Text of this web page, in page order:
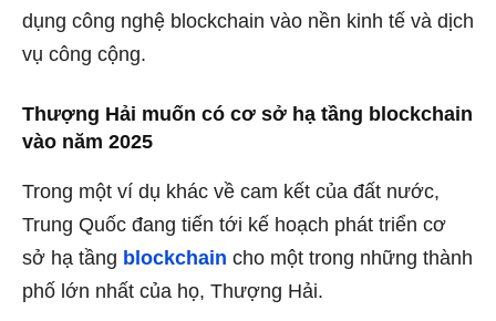
dụng công nghệ blockchain vào nền kinh tế và dịch
vụ công cộng.
Thượng Hải muốn có cơ sở hạ tầng blockchain
vào năm 2025
Trong một ví dụ khác về cam kết của đất nước,
Trung Quốc đang tiến tới kế hoạch phát triển cơ
sở hạ tầng blockchain cho một trong những thành
phố lớn nhất của họ, Thượng Hải.